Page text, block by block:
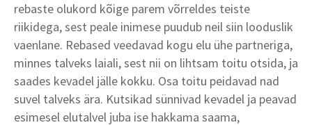
rebaste olukord kõige parem võrreldes teiste
riikidega, sest peale inimese puudub neil siin looduslik
vaenlane. Rebased veedavad kogu elu ühe partneriga,
minnes talveks laiali, sest nii on lihtsam toitu otsida, ja
saades kevadel jälle kokku. Osa toitu peidavad nad
suvel talveks ära. Kutsikad sünnivad kevadel ja peavad
esimesel elutalvel juba ise hakkama saama,